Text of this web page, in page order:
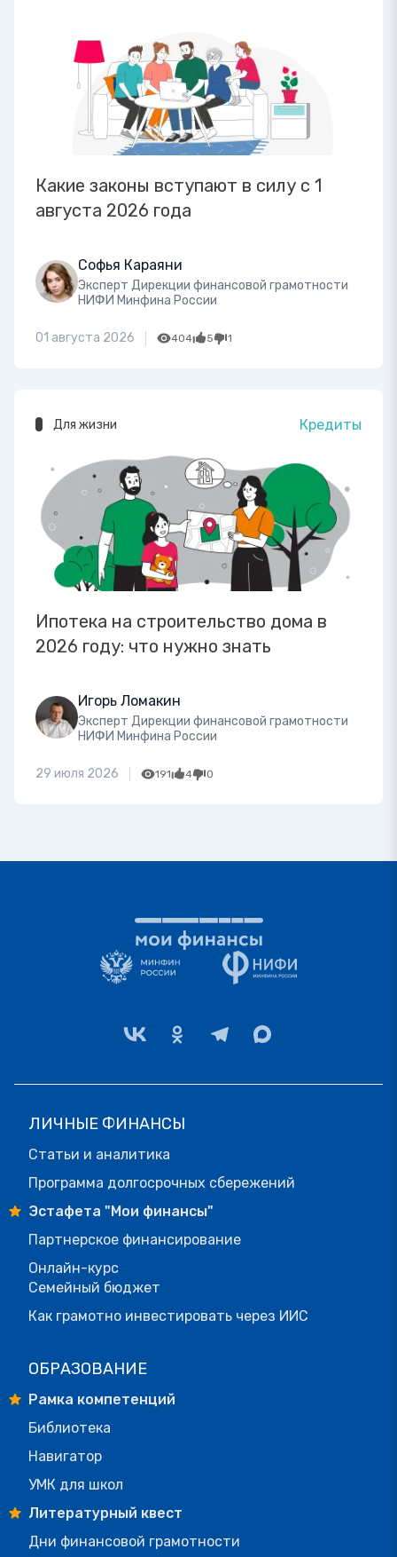
Какие законы вступают в силу с 1
августа 2026 года
Софья Караяни
Эксперт Дирекции финансовой грамотности
НИФИ Минфина России
01 августа 2026 404 5 1
Для жизни Кредиты
Ипотека на строительство дома в
2026 году: что нужно знать
Игорь Ломакин
Эксперт Дирекции финансовой грамотности
НИФИ Минфина России
29 июля 2026 191 4 0
ЛИЧНЫЕ ФИНАНСЫ
Статьи и аналитика
Программа долгосрочных сбережений
Эстафета "Мои финансы"
Партнерское финансирование
Онлайн-курс
Семейный бюджет
Как грамотно инвестировать через ИИС
ОБРАЗОВАНИЕ
Рамка компетенций
Библиотека
Навигатор
УМК для школ
Литературный квест
Дни финансовой грамотности